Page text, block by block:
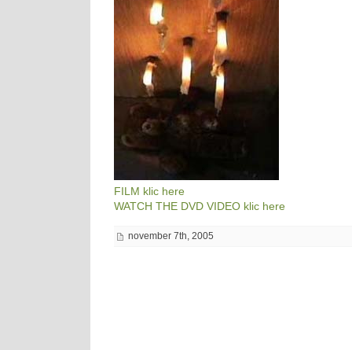
FILM klic here
WATCH THE DVD VIDEO klic here
november 7th, 2005